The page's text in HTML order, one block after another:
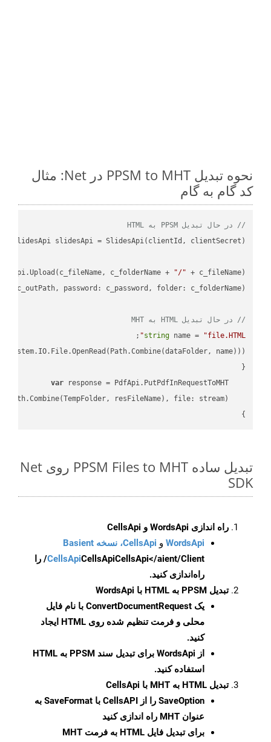
نحوه تبدیل PPSM to MHT در Net: مثال
کد گام به گام
// در حال تبدیل PPSM به HTML
c_folderName +
"/"
// در حال تبدیل HTML به MHT
string name = "file.HTML"
;
var
}
تبدیل ساده PPSM Files to MHT روی Net
SDK
راه اندازی WordsApi و CellsApi
WordsApi و CellsApi، نسخه Basient
CellsApiCellsApi
CellsApi</aient/Client/ را
راه‌اندازی کنید.
تبدیل PPSM به HTML با WordsApi
یک ConvertDocumentRequest با نام فایل
محلی و فرمت تنظیم شده روی HTML ایجاد
کنید.
از WordsApi برای تبدیل سند PPSM به HTML
استفاده کنید.
تبدیل HTML به MHT با CellsApi
SaveOption
را از CellsAPI با SaveFormat به
عنوان MHT راه اندازی کنید
برای تبدیل فایل HTML به فرمت
MHT